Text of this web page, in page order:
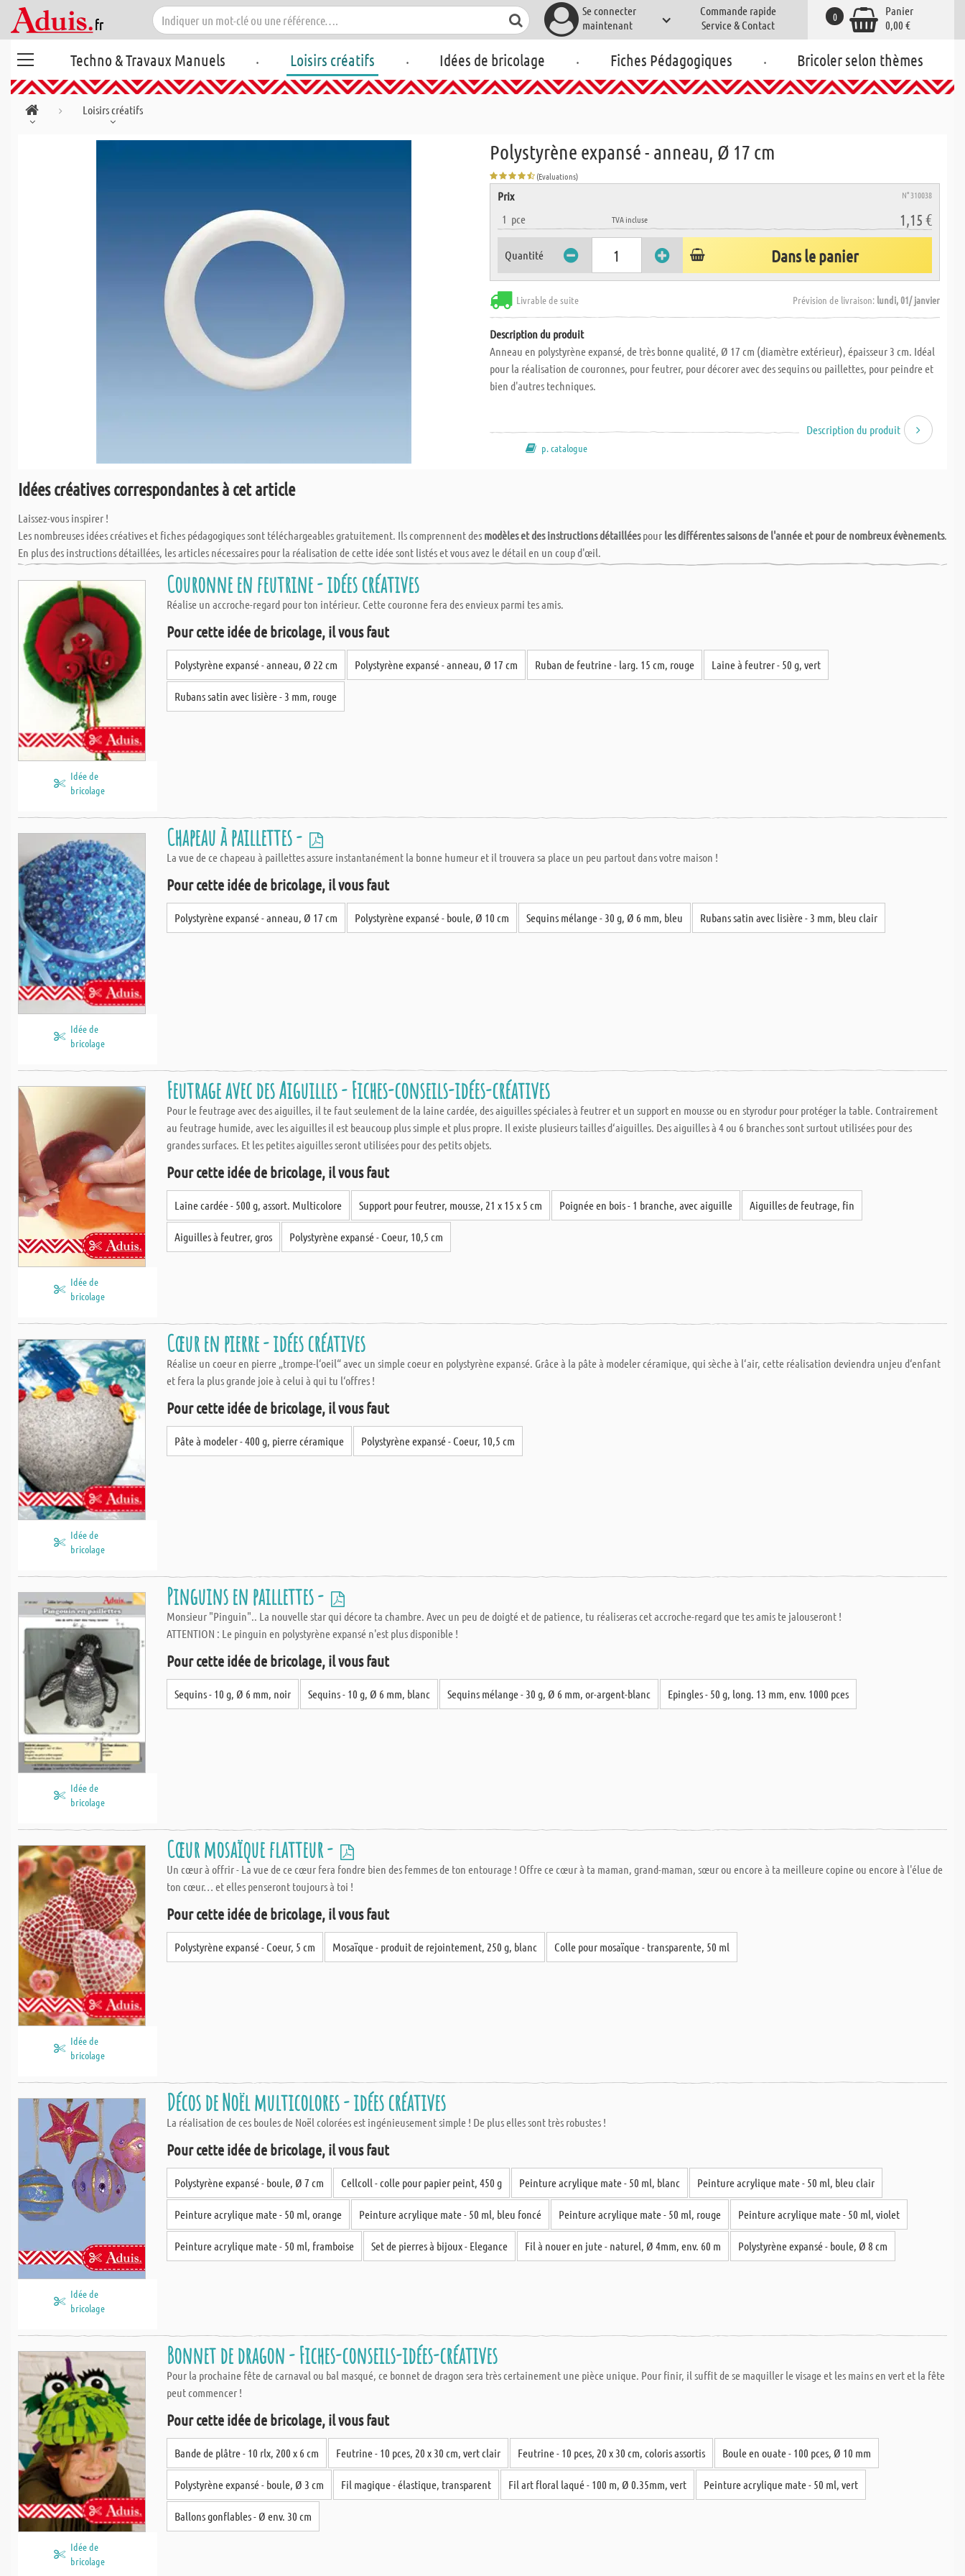
Se connecter
maintenant
Commande rapide
Service & Contact
Panier
0,00 €
0
Techno & Travaux Manuels . Loisirs créatifs . Idées de bricolage . Fiches Pédagogiques . Bricoler selon thèmes
Loisirs créatifs
Polystyrène expansé - anneau, Ø 17 cm
(Evaluations)
Prix N° 310038
1 pce TVA incluse 1,15 €
Quantité Dans le panier
Livrable de suite Prévision de livraison: lundi, 01/ janvier
Description du produit
Anneau en polystyrène expansé, de très bonne qualité, Ø 17 cm (diamètre extérieur), épaisseur 3 cm. Idéal
pour la réalisation de couronnes, pour feutrer, pour décorer avec des sequins ou paillettes, pour peindre et
bien d'autres techniques.
Description du produit
p. catalogue
Idées créatives correspondantes à cet article
Laissez-vous inspirer !
Les nombreuses idées créatives et fiches pédagogiques sont téléchargeables gratuitement. Ils comprennent des modèles et des instructions détailléespour les différentes saisons de l'année et pour de nombreux évènements.
En plus des instructions détaillées, les articles nécessaires pour la réalisation de cette idée sont listés et vous avez le détail en un coup d'œil.
Idée de
bricolage
Couronne en feutrine - idées créatives
Réalise un accroche-regard pour ton intérieur. Cette couronne fera des envieux parmi tes amis.
Pour cette idée de bricolage, il vous faut
Polystyrène expansé - anneau, Ø 22 cm Polystyrène expansé - anneau, Ø 17 cm Ruban de feutrine - larg. 15 cm, rouge Laine à feutrer - 50 g, vert
Rubans satin avec lisière - 3 mm, rouge
Idée de
bricolage
Chapeau à paillettes -
La vue de ce chapeau à paillettes assure instantanément la bonne humeur et il trouvera sa place un peu partout dans votre maison !
Pour cette idée de bricolage, il vous faut
Polystyrène expansé - anneau, Ø 17 cm Polystyrène expansé - boule, Ø 10 cm Sequins mélange - 30 g, Ø 6 mm, bleu Rubans satin avec lisière - 3 mm, bleu clair
Idée de
bricolage
Feutrage avec des Aiguilles - Fiches-conseils-idées-créatives
Pour le feutrage avec des aiguilles, il te faut seulement de la laine cardée, des aiguilles spéciales à feutrer et un support en mousse ou en styrodur pour protéger la table. Contrairement
au feutrage humide, avec les aiguilles il est beaucoup plus simple et plus propre. Il existe plusieurs tailles d‘aiguilles. Des aiguilles à 4 ou 6 branches sont surtout utilisées pour des
grandes surfaces. Et les petites aiguilles seront utilisées pour des petits objets.
Pour cette idée de bricolage, il vous faut
Laine cardée - 500 g, assort. Multicolore Support pour feutrer, mousse, 21 x 15 x 5 cm Poignée en bois - 1 branche, avec aiguille Aiguilles de feutrage, fin
Aiguilles à feutrer, gros Polystyrène expansé - Coeur, 10,5 cm
Idée de
bricolage
Cœur en pierre - idées créatives
Réalise un coeur en pierre „trompe-l‘oeil“ avec un simple coeur en polystyrène expansé. Grâce à la pâte à modeler céramique, qui sèche à l‘air, cette réalisation deviendra unjeu d‘enfant
et fera la plus grande joie à celui à qui tu l‘offres !
Pour cette idée de bricolage, il vous faut
Pâte à modeler - 400 g, pierre céramique Polystyrène expansé - Coeur, 10,5 cm
Idée de
bricolage
Pinguins en paillettes -
Monsieur "Pinguin".. La nouvelle star qui décore ta chambre. Avec un peu de doigté et de patience, tu réaliseras cet accroche-regard que tes amis te jalouseront !
ATTENTION : Le pinguin en polystyrène expansé n'est plus disponible !
Pour cette idée de bricolage, il vous faut
Sequins - 10 g, Ø 6 mm, noir Sequins - 10 g, Ø 6 mm, blanc Sequins mélange - 30 g, Ø 6 mm, or-argent-blanc Epingles - 50 g, long. 13 mm, env. 1000 pces
Idée de
bricolage
Cœur mosaïque flatteur -
Un cœur à offrir - La vue de ce cœur fera fondre bien des femmes de ton entourage ! Offre ce cœur à ta maman, grand-maman, sœur ou encore à ta meilleure copine ou encore à l'élue de
ton cœur… et elles penseront toujours à toi !
Pour cette idée de bricolage, il vous faut
Polystyrène expansé - Coeur, 5 cm Mosaïque - produit de rejointement, 250 g, blanc Colle pour mosaïque - transparente, 50 ml
Idée de
bricolage
Décos de Noël multicolores - idées créatives
La réalisation de ces boules de Noël colorées est ingénieusement simple ! De plus elles sont très robustes !
Pour cette idée de bricolage, il vous faut
Polystyrène expansé - boule, Ø 7 cm Cellcoll - colle pour papier peint, 450 g Peinture acrylique mate - 50 ml, blanc Peinture acrylique mate - 50 ml, bleu clair
Peinture acrylique mate - 50 ml, orange Peinture acrylique mate - 50 ml, bleu foncé Peinture acrylique mate - 50 ml, rouge Peinture acrylique mate - 50 ml, violet
Peinture acrylique mate - 50 ml, framboise Set de pierres à bijoux - Elegance Fil à nouer en jute - naturel, Ø 4mm, env. 60 m Polystyrène expansé - boule, Ø 8 cm
Idée de
bricolage
Bonnet de dragon - Fiches-conseils-idées-créatives
Pour la prochaine fête de carnaval ou bal masqué, ce bonnet de dragon sera très certainement une pièce unique. Pour finir, il suffit de se maquiller le visage et les mains en vert et la fête
peut commencer !
Pour cette idée de bricolage, il vous faut
Bande de plâtre - 10 rlx, 200 x 6 cm Feutrine - 10 pces, 20 x 30 cm, vert clair Feutrine - 10 pces, 20 x 30 cm, coloris assortis Boule en ouate - 100 pces, Ø 10 mm
Polystyrène expansé - boule, Ø 3 cm Fil magique - élastique, transparent Fil art floral laqué - 100 m, Ø 0.35mm, vert Peinture acrylique mate - 50 ml, vert
Ballons gonflables - Ø env. 30 cm